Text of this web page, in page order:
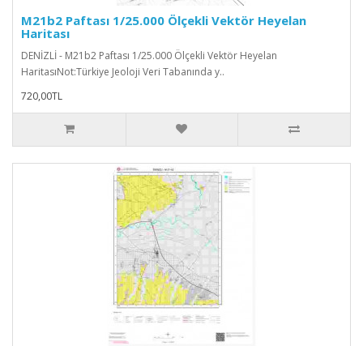
M21b2 Paftası 1/25.000 Ölçekli Vektör Heyelan
Haritası
DENİZLİ - M21b2 Paftası 1/25.000 Ölçekli Vektör Heyelan
HaritasıNot:Türkiye Jeoloji Veri Tabanında y..
720,00TL